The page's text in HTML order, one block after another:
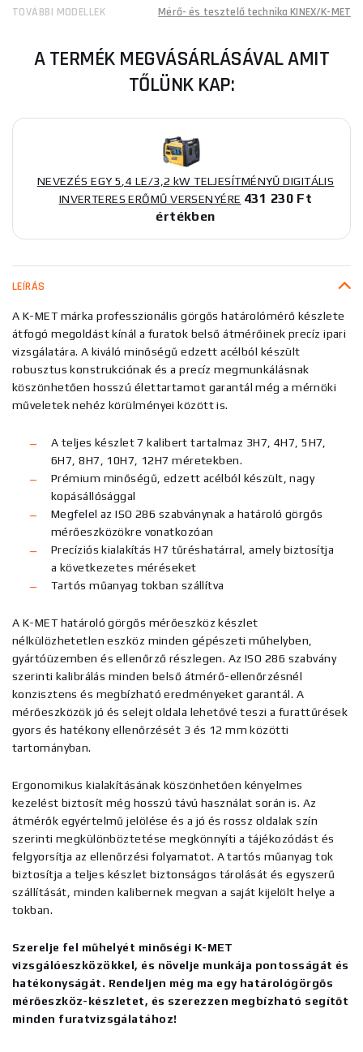
TOVÁBBI MODELLEK Mérő- és tesztelő technika KINEX/K-MET
A TERMÉK MEGVÁSÁRLÁSÁVAL AMIT
TŐLÜNK KAP:
NEVEZÉS EGY 5,4 LE/3,2 kW TELJESÍTMÉNYŰ DIGITÁLIS
INVERTERES ERŐMŰ VERSENYÉRE 431 230 Ft
értékben
LEÍRÁS
A K-MET márka professzionális görgős határolómérő készlete
átfogó megoldást kínál a furatok belső átmérőinek precíz ipari
vizsgálatára. A kiváló minőségű edzett acélból készült
robusztus konstrukciónak és a precíz megmunkálásnak
köszönhetően hosszú élettartamot garantál még a mérnöki
műveletek nehéz körülményei között is.
A teljes készlet 7 kalibert tartalmaz 3H7, 4H7, 5H7,
6H7, 8H7, 10H7, 12H7 méretekben.
Prémium minőségű, edzett acélból készült, nagy
kopásállósággal
Megfelel az ISO 286 szabványnak a határoló görgős
mérőeszközökre vonatkozóan
Precíziós kialakítás H7 tűréshatárral, amely biztosítja
a következetes méréseket
Tartós műanyag tokban szállítva
A K-MET határoló görgős mérőeszköz készlet
nélkülözhetetlen eszköz minden gépészeti műhelyben,
gyártóüzemben és ellenőrző részlegen. Az ISO 286 szabvány
szerinti kalibrálás minden belső átmérő-ellenőrzésnél
konzisztens és megbízható eredményeket garantál. A
mérőeszközök jó és selejt oldala lehetővé teszi a furattűrések
gyors és hatékony ellenőrzését 3 és 12 mm közötti
tartományban.
Ergonomikus kialakításának köszönhetően kényelmes
kezelést biztosít még hosszú távú használat során is. Az
átmérők egyértelmű jelölése és a jó és rossz oldalak szín
szerinti megkülönböztetése megkönnyíti a tájékozódást és
felgyorsítja az ellenőrzési folyamatot. A tartós műanyag tok
biztosítja a teljes készlet biztonságos tárolását és egyszerű
szállítását, minden kalibernek megvan a saját kijelölt helye a
tokban.
Szerelje fel műhelyét minőségi K-MET
vizsgálóeszközökkel, és növelje munkája pontosságát és
hatékonyságát. Rendeljen még ma egy határológörgős
mérőeszköz-készletet, és szerezzen megbízható segítőt
minden furatvizsgálatához!